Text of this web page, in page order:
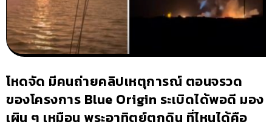
โหดจัด มีคนถ่ายคลิปเหตุการณ์ ตอนจรวด
ของโครงการ Blue Origin ระเบิดได้พอดี มอง
เผิน ๆ เหมือน พระอาทิตย์ตกดิน ที่ไหนได้คือ